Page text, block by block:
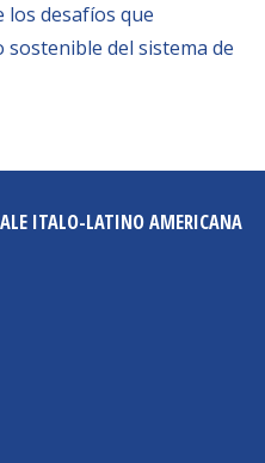
los desafíos que
del sistema de
ITALO-LATINO AMERICANA